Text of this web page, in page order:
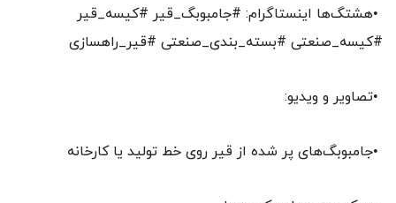
•هشتگ‌ها اینستاگرام: #جامبوبگ_قیر #کیسه_قیر
#کیسه_صنعتی #بسته_بندی_صنعتی #قیر_راهسازی
•تصاویر و ویدیو:
•جامبوبگ‌های پر شده از قیر روی خط تولید یا کارخانه